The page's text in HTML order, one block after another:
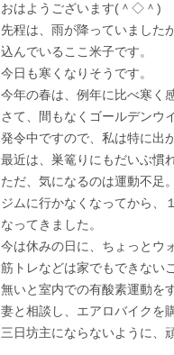
おはようございます(＾◇＾)
先程は、雨が降っていました
込んでいるここ米子です。
今日も寒くなりそうです。
今年の春は、例年に比べ寒く
さて、間もなくゴールデンウ
発令中ですので、私は特に出
最近は、巣篭りにもだいぶ慣
ただ、気になるのは運動不足。
ジムに行かなくなってから、
なってきました。
今は休みの日に、ちょっとウ
筋トレなどは家でもできない
無いと室内での有酸素運動を
妻と相談し、エアロバイクを
三日坊主にならないように、